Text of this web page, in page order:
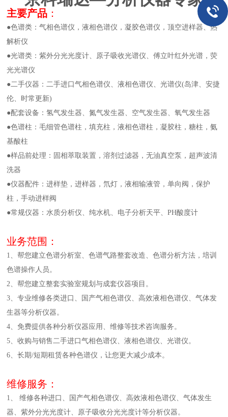
主要产品 ：
●色谱类：气相色谱仪，液相色谱仪，凝胶色谱仪，顶空进样器、热
解析仪
●光谱类：紫外分光光度计、原子吸收光谱仪、傅立叶红外光谱，荧
光光谱仪
●二手仪器：二手进口气相色谱仪、液相色谱仪、光谱仪(岛津、安捷
伦、时常更新)
●配套设备：氢气发生器、氮气发生器、空气发生器、氧气发生器
●色谱柱：毛细管色谱柱，填充柱，液相色谱柱，凝胶柱，糖柱，氨
基酸柱
●样品前处理：固相萃取装置，溶剂过滤器，无油真空泵，超声波清
洗器
●仪器配件：进样垫，进样器，氘灯，液相输液管，单向阀，保护
柱，手动进样阀
●常规仪器：水质分析仪、纯水机、电子分析天平、PH酸度计
业务范围：
1、帮您建立色谱分析室、色谱气路整套改造、色谱分析方法，培训
色谱操作人员。
2、帮您建立整套实验室规划与成套仪器项目。
3、专业维修各类进口、国产气相色谱仪、高效液相色谱仪、气体发
生器等分析仪器。
4、免费提供各种分析仪器应用、维修等技术咨询服务。
5、收购与销售二手进口气相色谱仪、液相色谱仪、光谱仪。
6、长期/短期租赁各种色谱仪，让您更大减少成本。
维修服务：
1、 维修各种进口、国产气相色谱仪、高效液相色谱仪、气体发生
器、紫外分光光度计、原子吸收分光光度计等分析仪器。